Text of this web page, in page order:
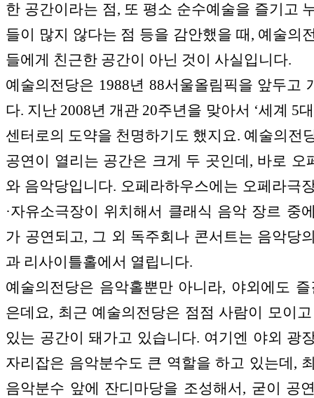
한 공간이라는 점, 또 평소 순수예술을 즐기고
들이 많지 않다는 점 등을 감안했을 때, 예술의
들에게 친근한 공간이 아닌 것이 사실입니다.
예술의전당은 1988년 88서울올림픽을 앞두고
다. 지난 2008년 개관 20주년을 맞아서 ‘세계 5
센터로의 도약을 천명하기도 했지요. 예술의전
공연이 열리는 공간은 크게 두 곳인데, 바로 오
와 음악당입니다. 오페라하우스에는 오페라극
·자유소극장이 위치해서 클래식 음악 장르 중
가 공연되고, 그 외 독주회나 콘서트는 음악당
과 리사이틀홀에서 열립니다.
예술의전당은 음악홀뿐만 아니라, 야외에도
은데요, 최근 예술의전당은 점점 사람이 모이
있는 공간이 돼가고 있습니다. 여기엔 야외 광
자리잡은 음악분수도 큰 역할을 하고 있는데,
음악분수 앞에 잔디마당을 조성해서, 굳이 공